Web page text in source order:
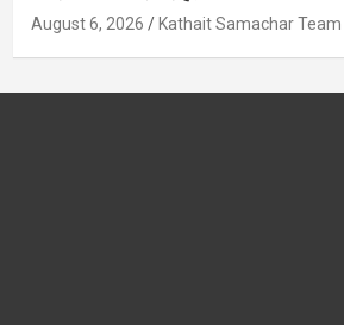
August 6, 2026 Kathait Samachar Team